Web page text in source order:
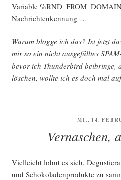
Varia­ble
Nachrichtenkennung …
War­um blog­ge ich das? Ist jetzt
mir so ein nicht aus­ge­füll­tes
bevor ich Thun­der­bird bei­brin­ge,
löschen, woll­te ich es doch mal
MI., 14.
Vernaschen,
Viel­leicht lohnt es sich,
und Scho­ko­la­den­pro­duk­te zu